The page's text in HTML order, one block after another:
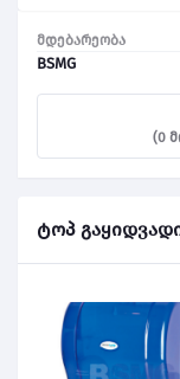
მდებარეობა
BSMG
(0
ტოპ